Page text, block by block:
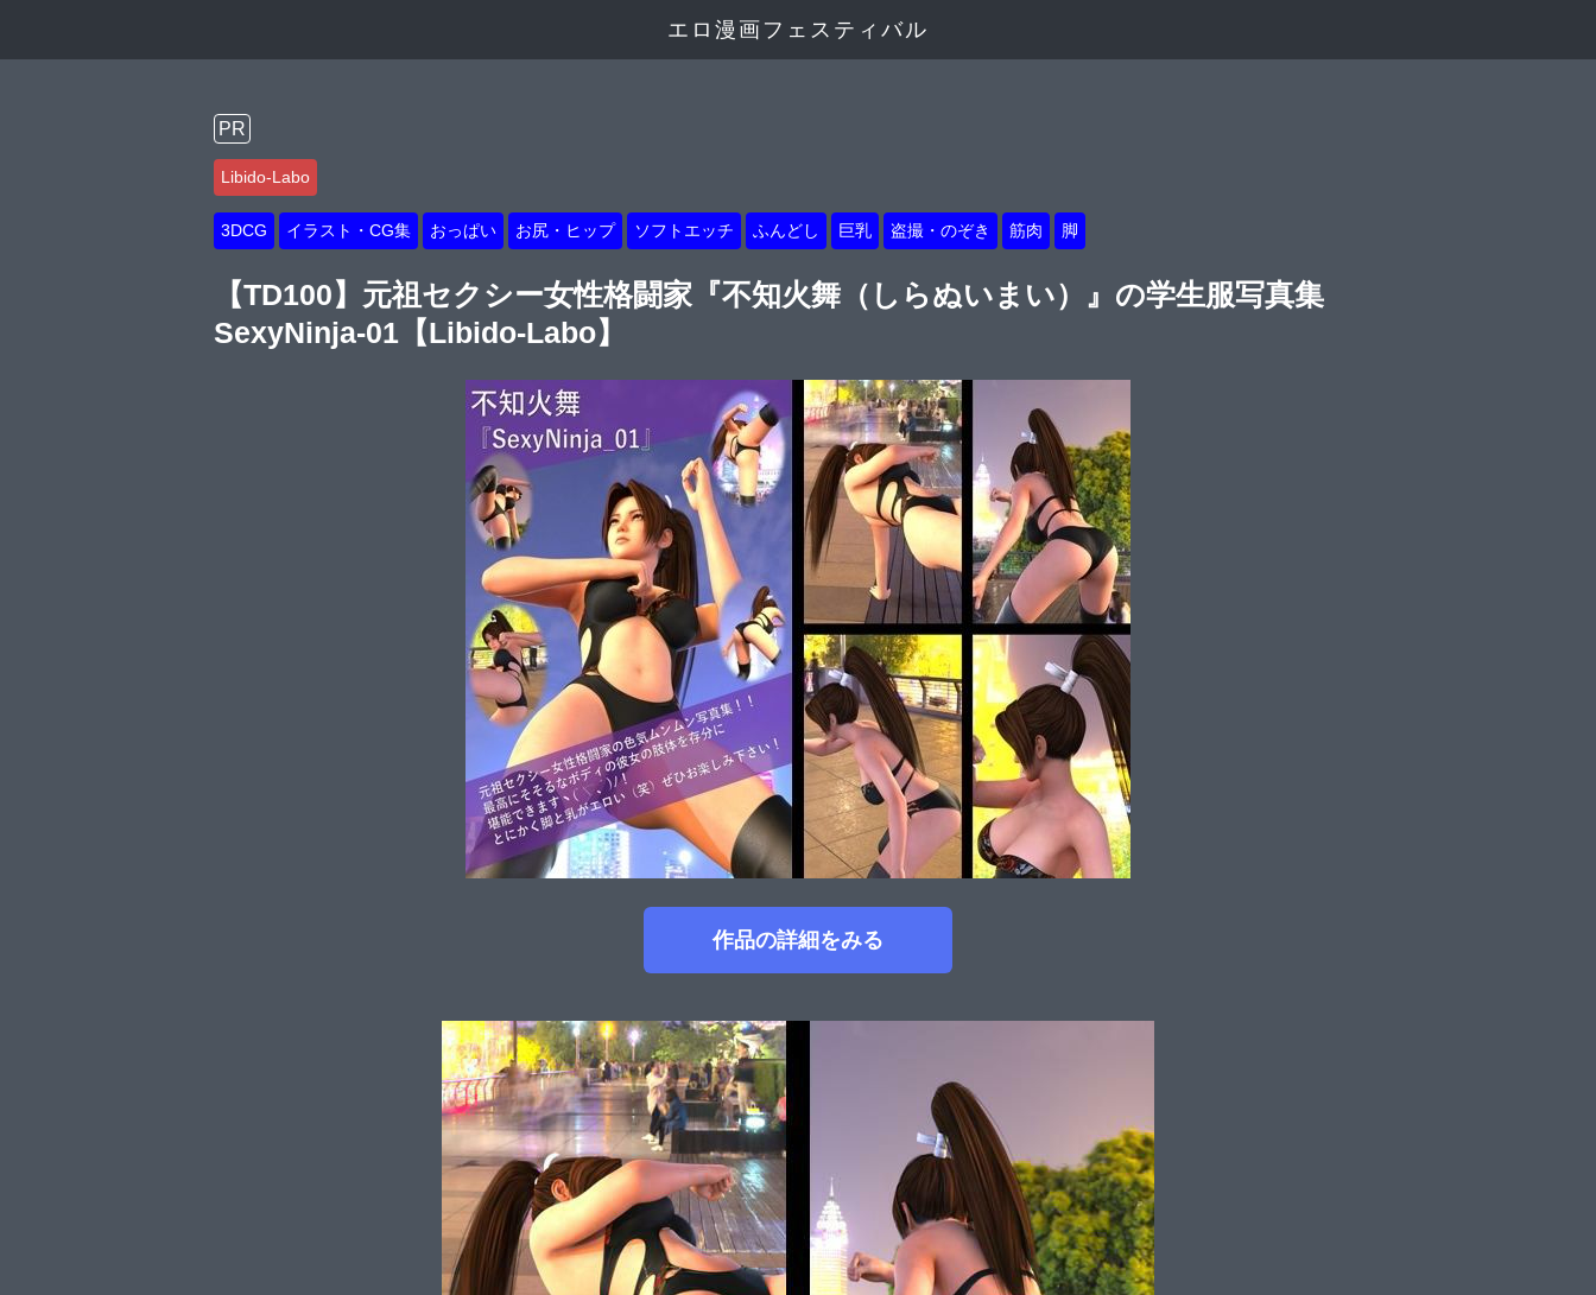
エロ漫画フェスティバル
PR
Libido-Labo
3DCG イラスト・CG集 おっぱい お尻・ヒップ ソフトエッチ ふんどし 巨乳 盗撮・のぞき 筋肉 脚
【TD100】元祖セクシー女性格闘家『不知火舞（しらぬいまい）』の学生服写真集
SexyNinja-01【Libido-Labo】
作品の詳細をみる